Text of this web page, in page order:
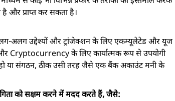
और प्राप्त कर सकता है।
अलग उद्देश्यों और ट्रांजेक्शन के लिए एकम्यूलेटेड और यूज
के लिए कार्यात्मक रूप से उपयोगी
हो या संगठन, ठीक उसी तरह जैसे एक बैंक अकाउंट मनी के
को सक्षम करने में मदद करते हैं, जैसे: